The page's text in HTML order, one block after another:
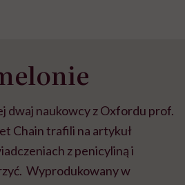
dwaj naukowcy z Oxfordu prof.
Chain trafili na artykuł
z penicyliną i
Wyprodukowany w